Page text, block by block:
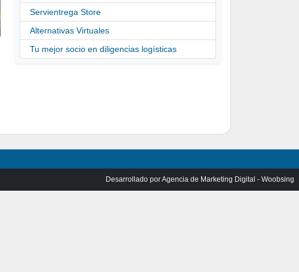
Servientrega Store
Alternativas Virtuales
Tu mejor socio en diligencias logísticas
Desarrollado porAgencia de Marketing Digital - Woobsing